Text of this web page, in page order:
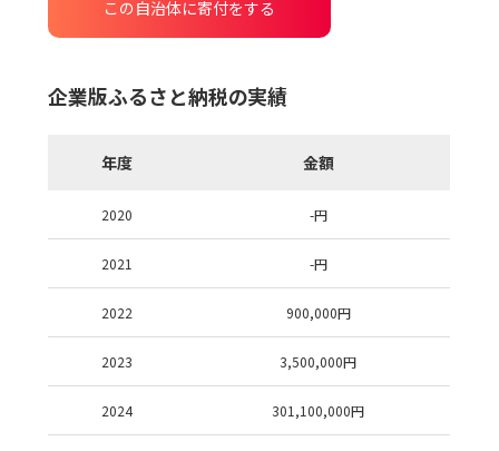
この自治体に寄付をする
企業版ふるさと納税の実績
年度 金額
2020 -円
2021 -円
2022 900,000円
2023 3,500,000円
2024 301,100,000円